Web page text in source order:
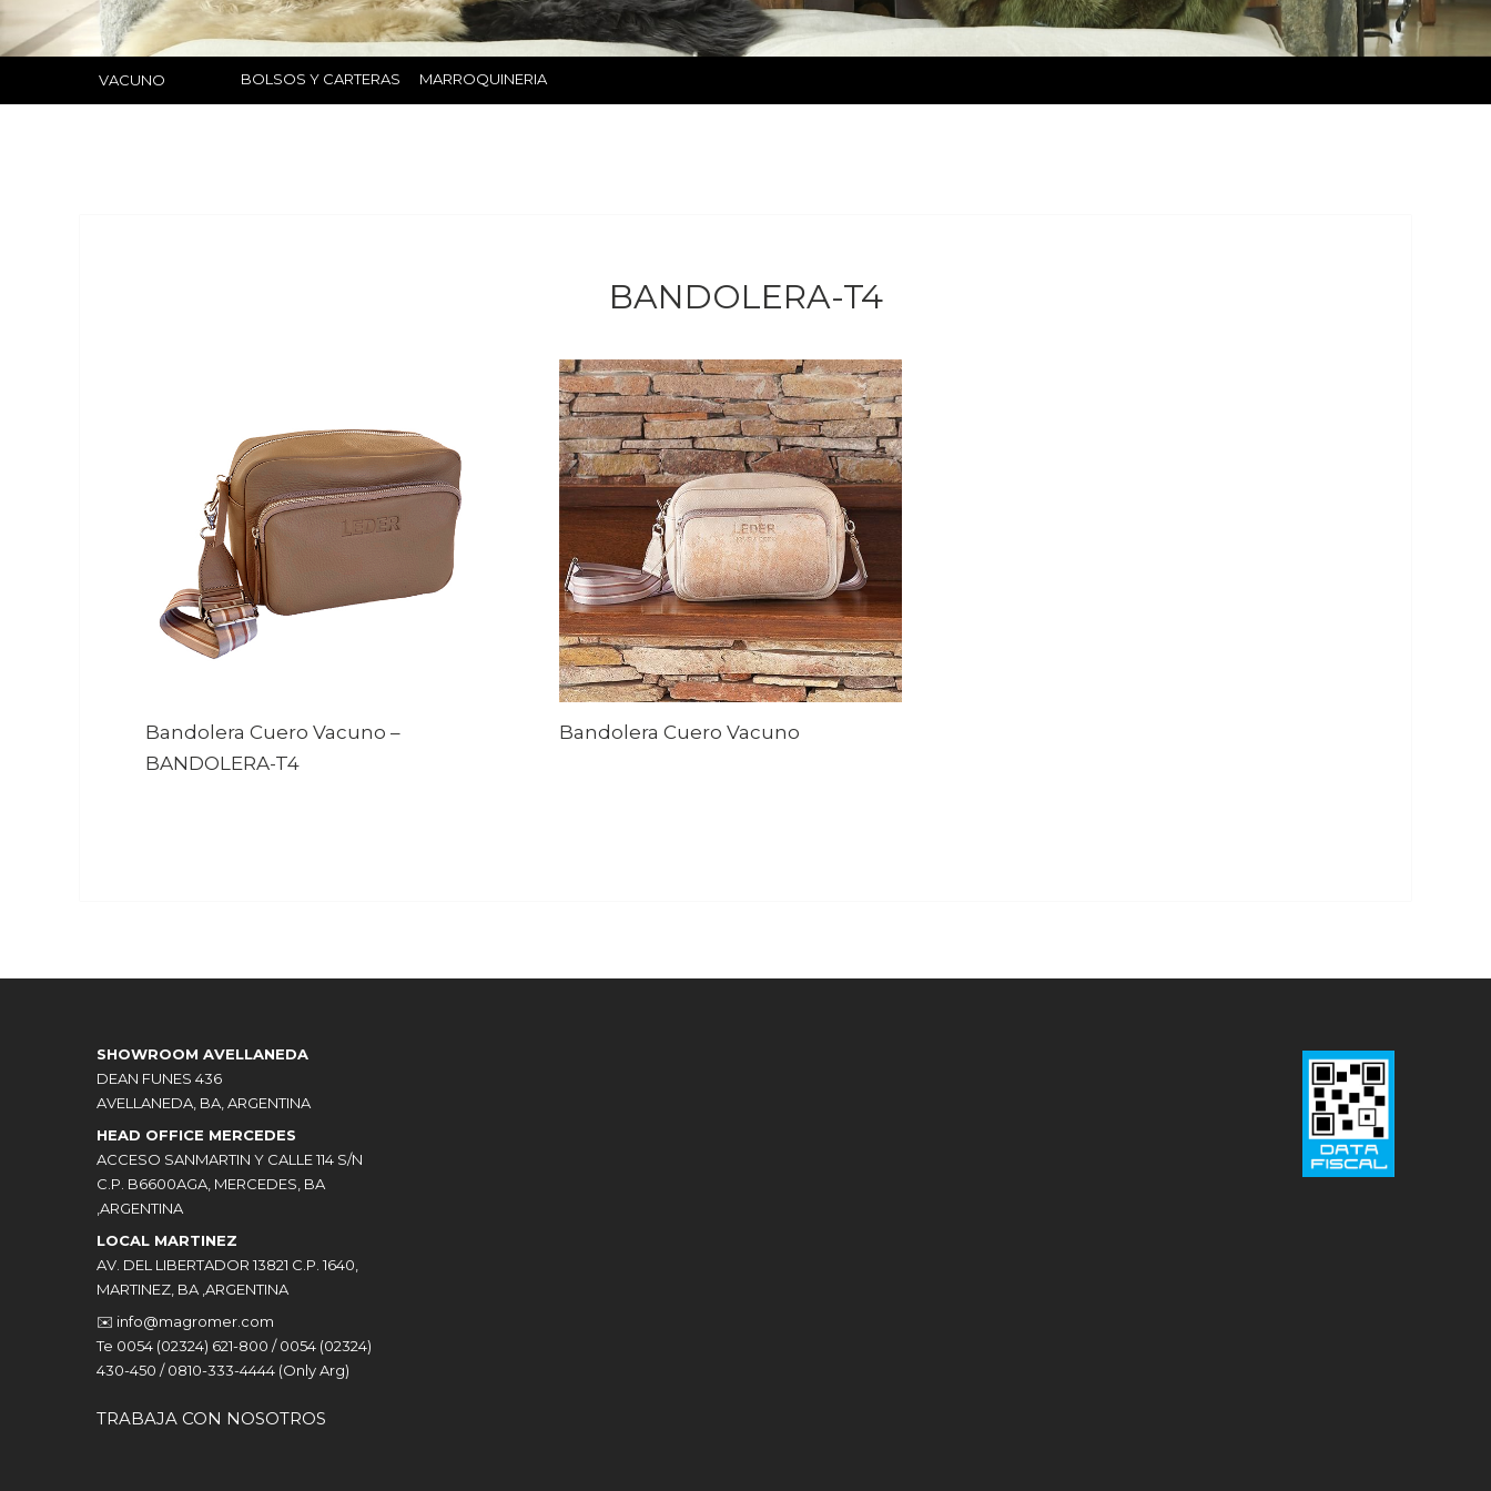
VACUNO BOLSOS Y CARTERAS MARROQUINERIA
BANDOLERA-T4
Bandolera Cuero Vacuno –
BANDOLERA-T4
Bandolera Cuero Vacuno
SHOWROOM AVELLANEDA
DEAN FUNES 436
AVELLANEDA, BA, ARGENTINA
HEAD OFFICE MERCEDES
ACCESO SANMARTIN Y CALLE 114 S/N
C.P. B6600AGA, MERCEDES, BA
,ARGENTINA
LOCAL MARTINEZ
AV. DEL LIBERTADOR 13821 C.P. 1640,
MARTINEZ, BA ,ARGENTINA
✉️ info@magromer.com
Te 0054 (02324) 621-800 / 0054 (02324)
430-450 / 0810-333-4444 (Only Arg)
TRABAJA CON NOSOTROS